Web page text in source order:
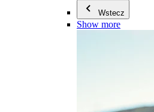
Wstecz
Show more